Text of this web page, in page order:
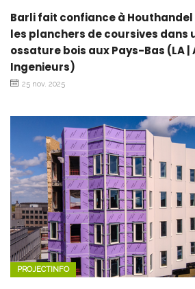
Barli fait confiance à
les planchers de coursives dans
ossature bois aux Pays-Bas (LA
Ingenieurs)
25 nov. 2025
PROJECTINFO